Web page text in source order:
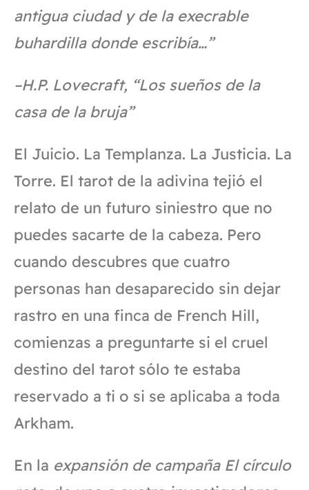
antigua ciudad y de la execrable
buhardilla donde escribía…”
–H.P. Lovecraft, “Los sueños de la
casa de la bruja”
El Juicio. La Templanza. La Justicia. La
Torre. El tarot de la adivina tejió el
relato de un futuro siniestro que no
puedes sacarte de la cabeza. Pero
cuando descubres que cuatro
personas han desaparecido sin dejar
rastro en una finca de French Hill,
comienzas a preguntarte si el cruel
destino del tarot sólo te estaba
reservado a ti o si se aplicaba a toda
Arkham.
En la expansión de campaña El círculo